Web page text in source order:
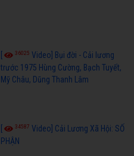
36025 Video] Bụi đời - Cải lương
trước 1975 Hùng Cường, Bạch Tuyết,
Mỹ Châu, Dũng Thanh Lâm
34587 Video] Cải Lương Xã Hội: SỐ
PHẬN